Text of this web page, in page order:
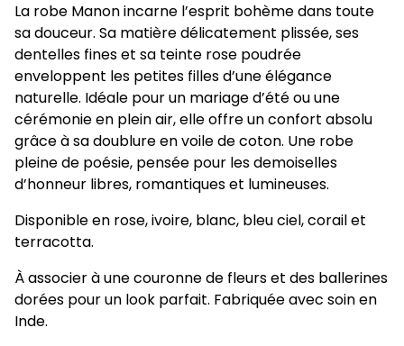
La robe Manon incarne l’esprit bohème dans toute
sa douceur. Sa matière délicatement plissée, ses
dentelles fines et sa teinte rose poudrée
enveloppent les petites filles d’une élégance
naturelle. Idéale pour un mariage d’été ou une
cérémonie en plein air, elle offre un confort absolu
grâce à sa doublure en voile de coton. Une robe
pleine de poésie, pensée pour les demoiselles
d’honneur libres, romantiques et lumineuses.
Disponible en rose, ivoire, blanc, bleu ciel, corail et
terracotta.
À associer à une couronne de fleurs et des ballerines
dorées pour un look parfait. Fabriquée avec soin en
Inde.